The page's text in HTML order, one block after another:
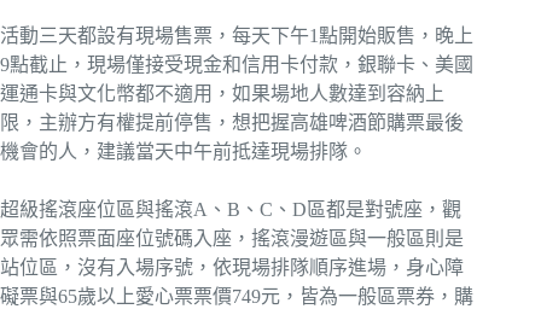
活動三天都設有現場售票，每天下午1點開始販售，晚上
9點截止，現場僅接受現金和信用卡付款，銀聯卡、美國
運通卡與文化幣都不適用，如果場地人數達到容納上
限，主辦方有權提前停售，想把握高雄啤酒節購票最後
機會的人，建議當天中午前抵達現場排隊。
超級搖滾座位區與搖滾A、B、C、D區都是對號座，觀
眾需依照票面座位號碼入座，搖滾漫遊區與一般區則是
站位區，沒有入場序號，依現場排隊順序進場，身心障
礙票與65歲以上愛心票票價749元，皆為一般區票券，購